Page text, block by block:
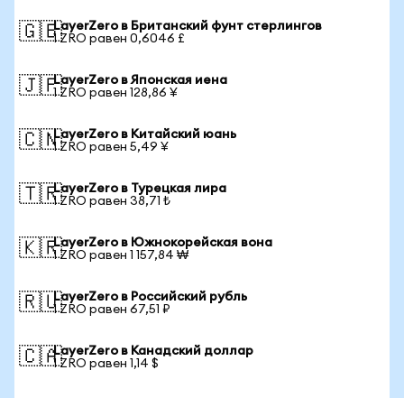
🇬🇧LayerZero в Британский фунт стерлингов
1 ZRO равен 0,6046 £
🇯🇵LayerZero в Японская иена
1 ZRO равен 128,86 ¥
🇨🇳LayerZero в Китайский юань
1 ZRO равен 5,49 ¥
🇹🇷LayerZero в Турецкая лира
1 ZRO равен 38,71 ₺
🇰🇷LayerZero в Южнокорейская вона
1 ZRO равен 1 157,84 ₩
🇷🇺LayerZero в Российский рубль
1 ZRO равен 67,51 ₽
🇨🇦LayerZero в Канадский доллар
1 ZRO равен 1,14 $